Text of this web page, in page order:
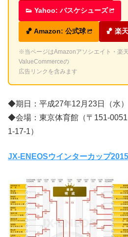
👟 Yahoo: バスケシューズ
🏀 Amazon: 公式球 🏀 楽
※当ページはAmazonアソシエイト・楽
ValueCommerceの
広告リンクを含みます
◆期日：平成27年12月23日（水）
◆会場：東京体育館（〒151-
1-17-1）
JX-ENEOSウインターカップ